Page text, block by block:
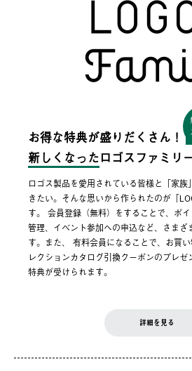
お得な特典が盛りだくさん！
新しくなった ロゴスファミリ
ロゴス製品を愛用されている皆様と「家族
きたい。そんな思いから作られたのが「
す。 会員登録（無料）をすることで、ポ
管理、イベント参加への申込など、さまざ
す。また、 有料会員になることで、お買
レクションカタログ引換クーポンのプレゼ
特典が受けられます。
詳細を見る